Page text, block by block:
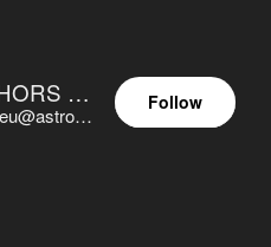
ASTROCOHORS EUNOIA ULTIMA
@astrocohors.eu@astrocohors.eu
Follow